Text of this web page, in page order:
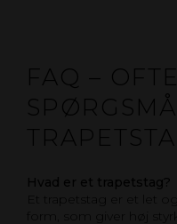
FAQ –
Hvad er et trapetstag?
Et trapetstag er et let
form, som giver høj